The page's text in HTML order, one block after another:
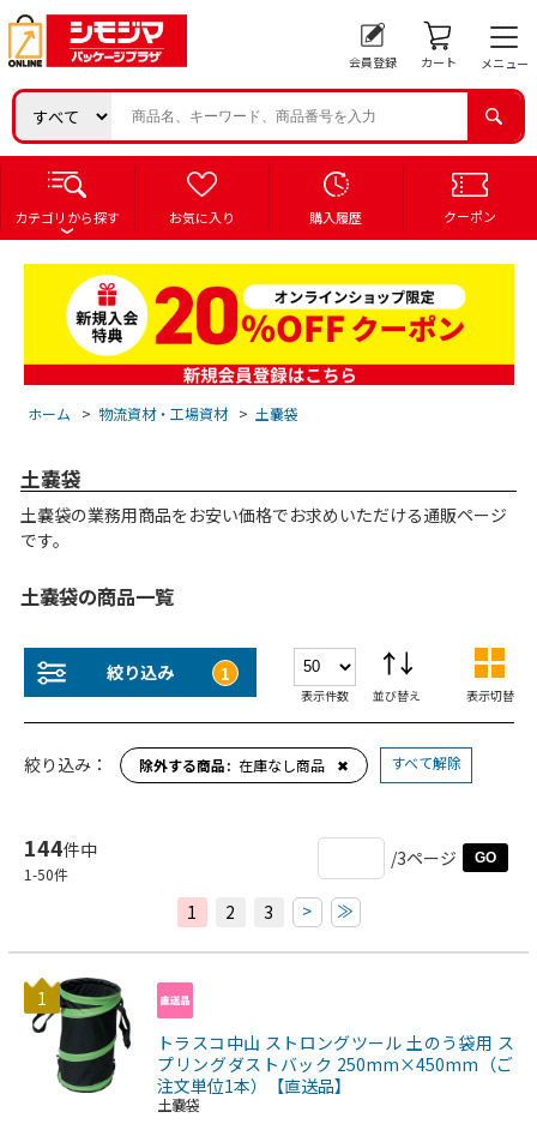
会員登録 カート メニュー
カテゴリから探す お気に入り 購入履歴 クーポン
ホーム > 物流資材・工場資材 > 土嚢袋
土嚢袋
土嚢袋の業務用商品をお安い価格でお求めいただける通販ページ
です。
土嚢袋の商品一覧
絞り込み 1
表示件数 並び替え 表示切替
絞り込み： 除外する商品 在庫なし商品 ✖ すべて解除
144件中
1-50件
/3ページ GO
1 2 3 > ≫
1
トラスコ中山 ストロングツール 土のう袋用 ス
プリングダストバック 250mm×450mm（ご
注文単位1本）【直送品】
土嚢袋